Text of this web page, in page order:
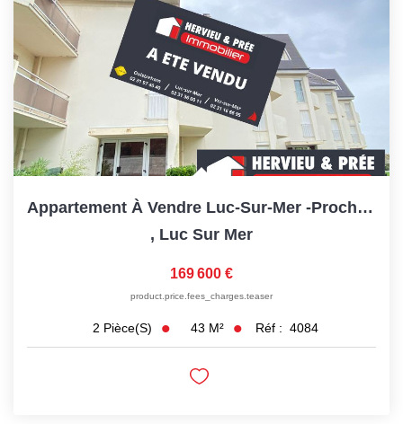
Appartement À Vendre Luc-Sur-Mer -Proche Plage - Balcon Vue...
, Luc Sur Mer
169 600 €
product.price.fees_charges.teaser
2 Pièce(s) 43 M² Réf : 4084